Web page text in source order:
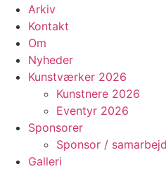
Arkiv
Kontakt
Om
Nyheder
Kunstværker 2026
Kunstnere 2026
Eventyr 2026
Sponsorer
Sponsor /
Galleri